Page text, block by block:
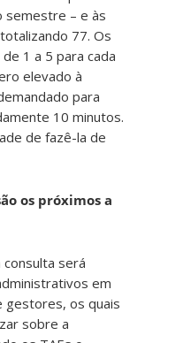
semestre – e às
77. Os
1 a 5 para cada
elevado à
para
10 minutos.
de fazê-la de
os próximos a
será
em
gestores, os quais
sobre a